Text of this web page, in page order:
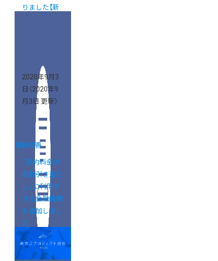
りました【新
2020年9月3
日 （2020年9
月3日 更新）
機能改善
「契約料金の
自動引き落と
し」に利用で
きる金融機関
を追加しまし
た